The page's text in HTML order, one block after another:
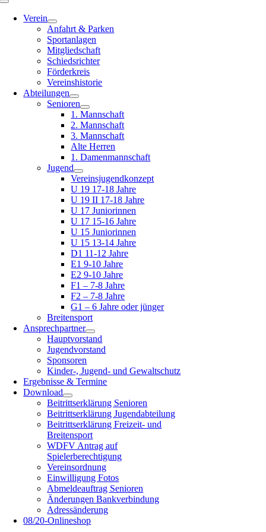
Toggle
NavigationVerein
Anfahrt & Parken
Sportanlagen
Mitgliedschaft
Schiedsrichter
Förderkreis
Vereinshistorie
Abteilungen
Senioren
1. Mannschaft
2. Mannschaft
3. Mannschaft
Alte Herren
1. Damenmannschaft
Jugend
Vereinsjugendkonzept
U 19 17-18 Jahre
U 19 II 17-18 Jahre
U 17 Juniorinnen
U 17 15-16 Jahre
U 15 Juniorinnen
U 15 13-14 Jahre
D1 11-12 Jahre
E1 9-10 Jahre
E2 9-10 Jahre
F1 – 7-8 Jahre
F2 – 7-8 Jahre
G1 – 6 Jahre oder jünger
Breitensport
Ansprechpartner
Hauptvorstand
Jugendvorstand
Sponsoren
Kinder-, Jugend- und Gewaltschutz
Ergebnisse & Termine
Download
Beitrittserklärung Senioren
Beitrittserklärung Jugendabteilung
Beitrittserklärung Freizeit- und
Breitensport
WDFV Antrag auf
Spielerberechtigung
Vereinsordnung
Einwilligung Fotos
Abmeldeauftrag Senioren
Änderungen Bankverbindung
Adressänderung
08/20-Onlineshop